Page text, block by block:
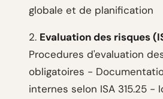
globale et de planification
2. Evaluation des risques
Procedures d'evaluation
obligatoires -
internes selon ISA 315.25 -